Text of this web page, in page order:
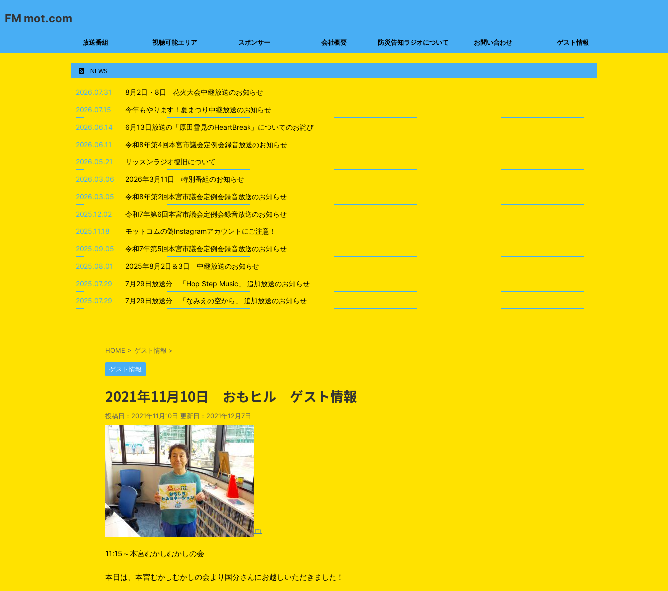
FM mot.com
放送番組 視聴可能エリア スポンサー 会社概要 防災告知ラジオについて お問い合わせ ゲスト情報
NEWS
2026.07.31 8月2日・8日 花火大会中継放送のお知らせ
2026.07.15 今年もやります！夏まつり中継放送のお知らせ
2026.06.14 6月13日放送の「原田雪見のHeartBreak」についてのお詫び
2026.06.11 令和8年第4回本宮市議会定例会録音放送のお知らせ
2026.05.21 リッスンラジオ復旧について
2026.03.06 2026年3月11日 特別番組のお知らせ
2026.03.05 令和8年第2回本宮市議会定例会録音放送のお知らせ
2025.12.02 令和7年第6回本宮市議会定例会録音放送のお知らせ
2025.11.18 モットコムの偽Instagramアカウントにご注意！
2025.09.05 令和7年第5回本宮市議会定例会録音放送のお知らせ
2025.08.01 2025年8月2日＆3日 中継放送のお知らせ
2025.07.29 7月29日放送分 「Hop Step Music」 追加放送のお知らせ
2025.07.29 7月29日放送分 「なみえの空から」 追加放送のお知らせ
HOME > ゲスト情報 >
ゲスト情報
2021年11月10日 おもヒル ゲスト情報
投稿日：2021年11月10日 更新日： 2021年12月7日
ｍ
11:15～本宮むかしむかしの会
本日は、本宮むかしむかしの会より国分さんにお越しいただきました！